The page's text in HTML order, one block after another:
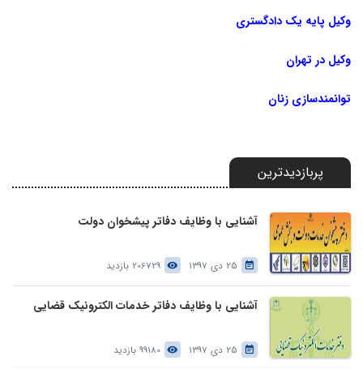
وکیل پایه یک دادگستری
وکیل در تهران
توانمندسازی زنان
پربازدیدترین
آشنایی با وظایف دفاتر پیشخوان دولت
25 دی 1397 206729 بازدید
آشنایی با وظایف دفاتر خدمات الکترونیک قضایی
25 دی 1397 99180 بازدید